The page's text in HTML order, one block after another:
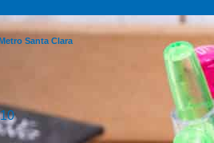
Metro Santa Clara